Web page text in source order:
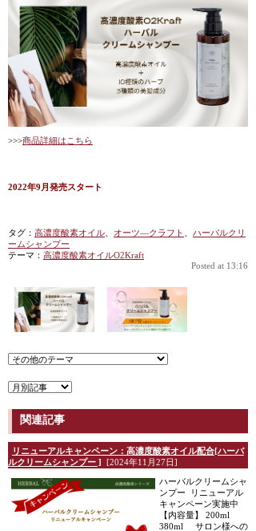
>>>商品詳細はこちら
2022年9月発売スタート
タグ： 高濃度酸素オイル、 オーツ―クラフト 、 ハーバルクリ
ームシャンプー
テーマ： 高濃度酸素オイルO2Kraft
Posted at 13:16
関連記事
リニューアルキャンペーン：高濃度酸素オイル配合[ハーバ
ルクリームシャンプー ]
[2024年11月27日]
ハーバルクリームシャ
ンプー リニューアル
キャンペーン実施中
【内容量】 200ml
380ml サロン様への